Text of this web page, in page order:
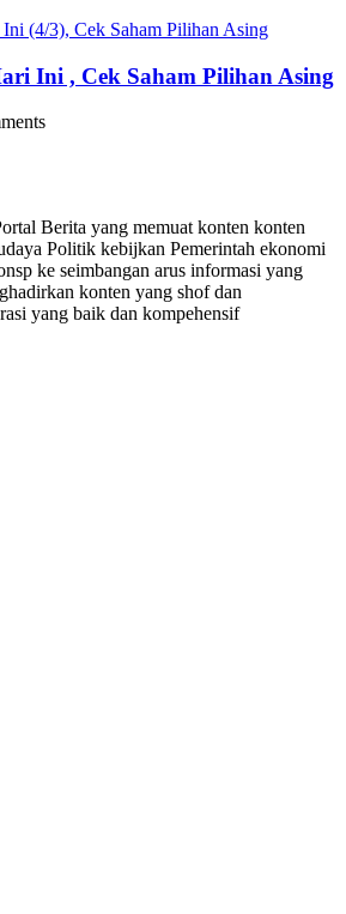
Ini , Cek Saham Pilihan Asing
Berita yang memuat konten konten
Politik kebijkan Pemerintah ekonomi
ke seimbangan arus informasi yang
konten yang shof dan
yang baik dan kompehensif